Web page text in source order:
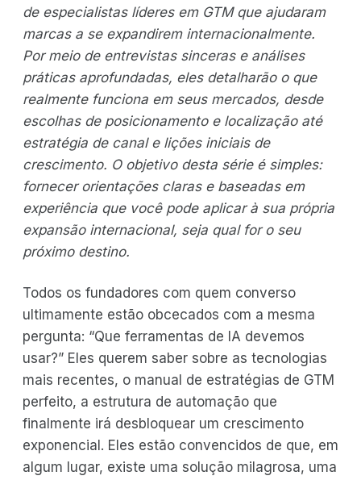
de especialistas líderes em GTM que ajudaram
marcas a se expandirem internacionalmente.
Por meio de entrevistas sinceras e análises
práticas aprofundadas, eles detalharão o que
realmente funciona em seus mercados, desde
escolhas de posicionamento e localização até
estratégia de canal e lições iniciais de
crescimento. O objetivo desta série é simples:
fornecer orientações claras e baseadas em
experiência que você pode aplicar à sua própria
expansão internacional, seja qual for o seu
próximo destino.
Todos os fundadores com quem converso
ultimamente estão obcecados com a mesma
pergunta: “Que ferramentas de IA devemos
usar?” Eles querem saber sobre as tecnologias
mais recentes, o manual de estratégias de GTM
perfeito, a estrutura de automação que
finalmente irá desbloquear um crescimento
exponencial. Eles estão convencidos de que, em
algum lugar, existe uma solução milagrosa, uma